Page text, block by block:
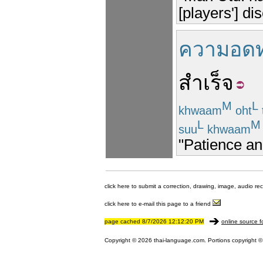
[players']
ความอด
สำเร็จ
khwaamM ohtL
suuL khwaamM
"Patience
click here to submit a correction, drawing, image, audio
click here to e-mail this page to a friend
page cached 8/7/2026 12:12:20 PM online source
Copyright © 2026 thai-language.com. Portions copyright